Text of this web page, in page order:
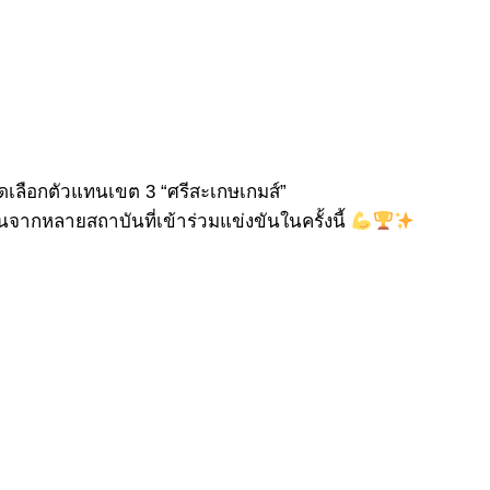
อกตัวแทนเขต 3 “ศรีสะเกษเกมส์”
ากหลายสถาบันที่เข้าร่วมแข่งขันในครั้งนี้